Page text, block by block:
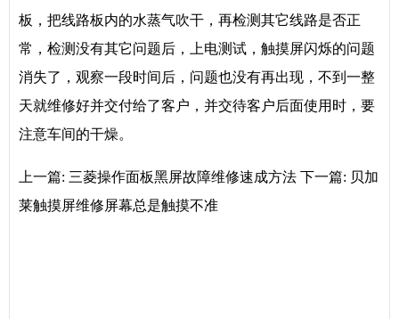
板，把线路板内的水蒸气吹干，再检测其它线路是否正
常，检测没有其它问题后，上电测试，触摸屏闪烁的问题
消失了，观察一段时间后，问题也没有再出现，不到一整
天就维修好并交付给了客户，并交待客户后面使用时，要
注意车间的干燥。
上一篇: 三菱操作面板黑屏故障维修速成方法 下一篇: 贝加
莱触摸屏维修屏幕总是触摸不准